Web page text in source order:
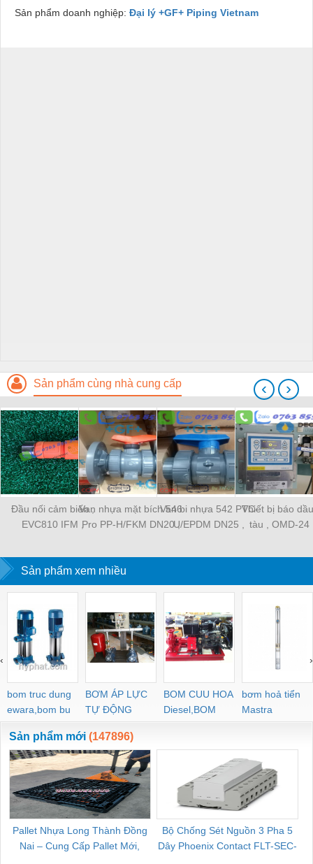
Sản phẩm doanh nghiệp: Đại lý +GF+ Piping Vietnam
Sản phẩm cùng nhà cung cấp
Đầu nối cảm biến ,
EVC810 IFM ,
IFM Vietnam ,
Van nhựa mặt bích 546
Pro PP-H/FKM DN20 ,
Vietnam ,
Van bi nhựa 542 PVC-
U/EPDM DN25 ,
Vietnam ,
Thiết bị báo
tàu , OMD-24
Hamburg
‹ ›
Sản phẩm xem nhiều
bom truc dung
ewara,bom bu
ewara
BƠM ÁP LỰC
TỰ ĐỘNG
BOM CUU HOA
Diesel,BOM
CHUA CHAY
bơm hoả tiển
Mastra
‹ ›
Sản phẩm mới (147896)
Pallet Nhựa Long Thành Đồng
Nai – Cung Cấp Pallet Mới,
Bộ Chống Sét Nguồn 3 Pha 5
Dây Phoenix Contact FLT-SEC-